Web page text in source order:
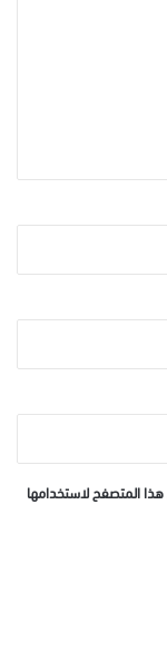
المتصفح لاستخدامها